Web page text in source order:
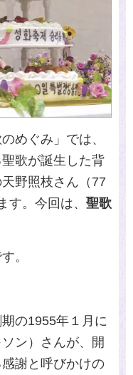
めぐみ」では、
歌が誕生した背
野照枝さん（ 77
す。今回は、 聖歌
。
の1955年１月に
ン）さんが、開
謝と呼びかけの